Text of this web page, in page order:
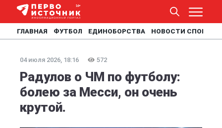
ГЛАВНАЯ ФУТБОЛ ЕДИНОБОРСТВА НОВОСТИ СПОРТА
04 июля 2026, 18:16 572
Радулов о ЧМ по футболу:
болею за Месси, он очень
крутой.